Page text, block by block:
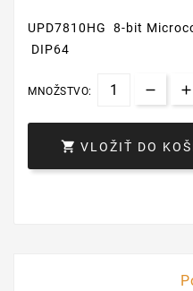
UPD7810HG 8-bit
DIP64
MNOŽSTVO:
 VLOŽIŤ DO